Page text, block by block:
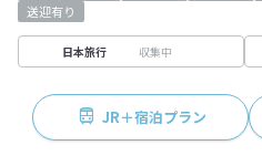
送迎有り
日本旅行 収集中
JR＋宿泊プラン